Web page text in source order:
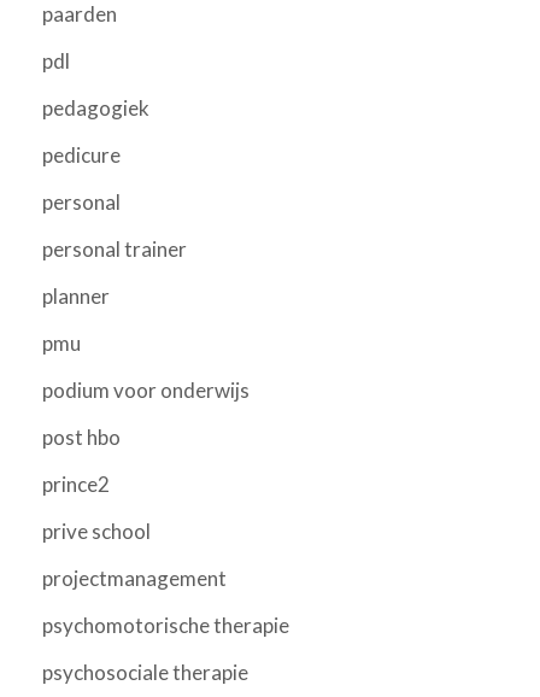
paarden
pdl
pedagogiek
pedicure
personal
personal trainer
planner
pmu
podium voor onderwijs
post hbo
prince2
prive school
projectmanagement
psychomotorische therapie
psychosociale therapie